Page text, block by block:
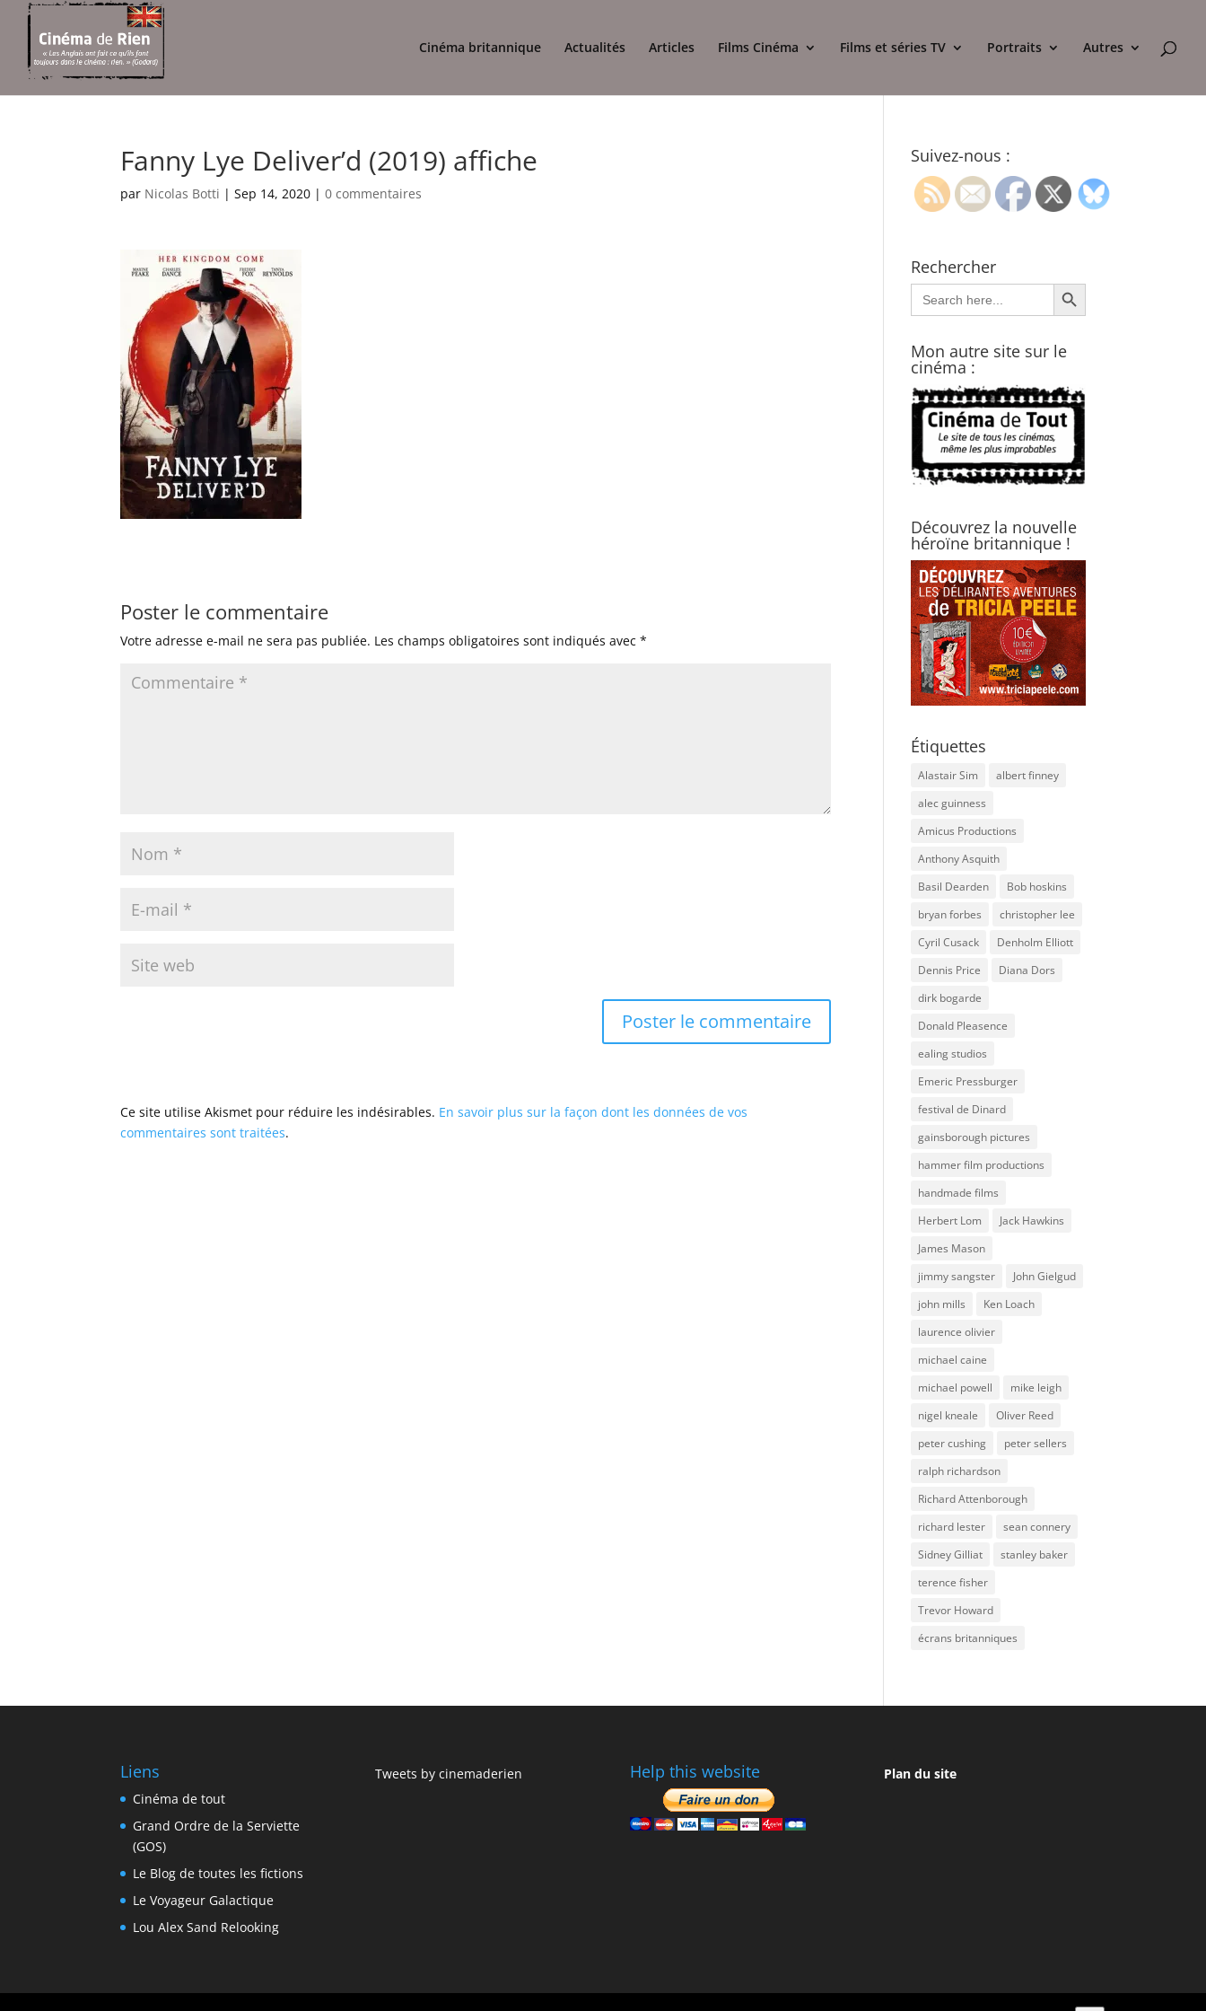
Cinéma britannique Actualités Articles Films Cinéma Films et séries TV Portraits Autres
Fanny Lye Deliver’d (2019) affiche
par Nicolas Botti |Sep 14, 2020 |0 commentaires
Poster le commentaire
Votre adresse e-mail ne sera pas publiée. Les champs obligatoires sont indiqués avec*
Ce site utilise Akismet pour réduire les indésirables. En savoir plus sur la façon dont les données de vos
commentaires sont traitées.
Suivez-nous :
Rechercher
Search
for:
Search Button
Mon autre site sur le
cinéma :
Découvrez la nouvelle
héroïne britannique !
Étiquettes
Alastair Sim
albert finney
alec guinness
Amicus Productions
Anthony Asquith
Basil Dearden
Bob hoskins
bryan forbes
christopher lee
Cyril Cusack
Denholm Elliott
Dennis Price
Diana Dors
dirk bogarde
Donald Pleasence
ealing studios
Emeric Pressburger
festival de Dinard
gainsborough pictures
hammer film productions
handmade films
Herbert Lom
Jack Hawkins
James Mason
jimmy sangster
John Gielgud
john mills
Ken Loach
laurence olivier
michael caine
michael powell
mike leigh
nigel kneale
Oliver Reed
peter cushing
peter sellers
ralph richardson
Richard Attenborough
richard lester
sean connery
Sidney Gilliat
stanley baker
terence fisher
Trevor Howard
écrans britanniques
Liens
Cinéma de tout
Grand Ordre de la Serviette
(GOS)
Le Blog de toutes les fictions
Le Voyageur Galactique
Lou Alex Sand Relooking
Tweets by cinemaderien Help this website Plan du site